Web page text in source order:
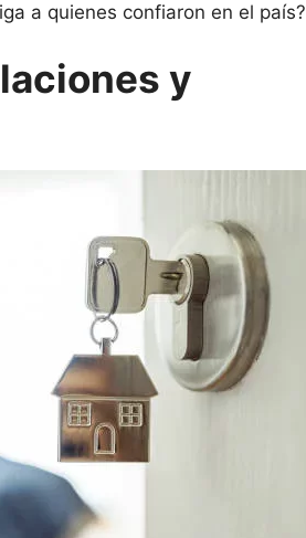
a quienes confiaron en el país?
y